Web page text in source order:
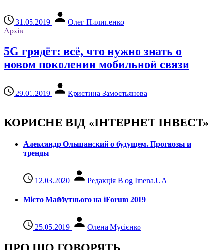
31.05.2019
Олег Пилипенко
Архів
5G грядёт: всё, что нужно знать о
новом поколении мобильной связи
29.01.2019 Кристина Замостьянова
КОРИСНЕ ВІД «ІНТЕРНЕТ ІНВЕСТ»
Александр Ольшанский о будущем. Прогнозы и
тренды
12.03.2020 Редакція Blog Imena.UA
Місто Майбутнього на iForum 2019
25.05.2019 Олена Мусієнко